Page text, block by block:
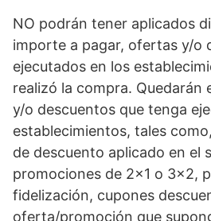
NO podrán tener aplicados
importe a pagar, ofertas y/o
ejecutados en los
realizó la compra. Quedarán
y/o descuentos que tenga
establecimientos, tales
de descuento aplicado en el
promociones de 2×1 o 3×2,
fidelización, cupones
oferta/promoción que